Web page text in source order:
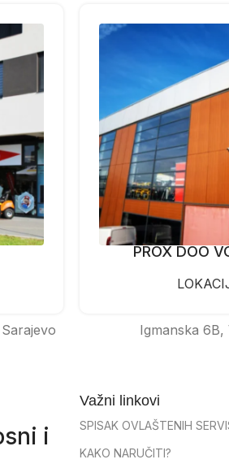
PROX DOO
Igmanska 6B,
i
Važni linkovi
SPISAK OVLAŠTENIH
KAKO NARUČITI?